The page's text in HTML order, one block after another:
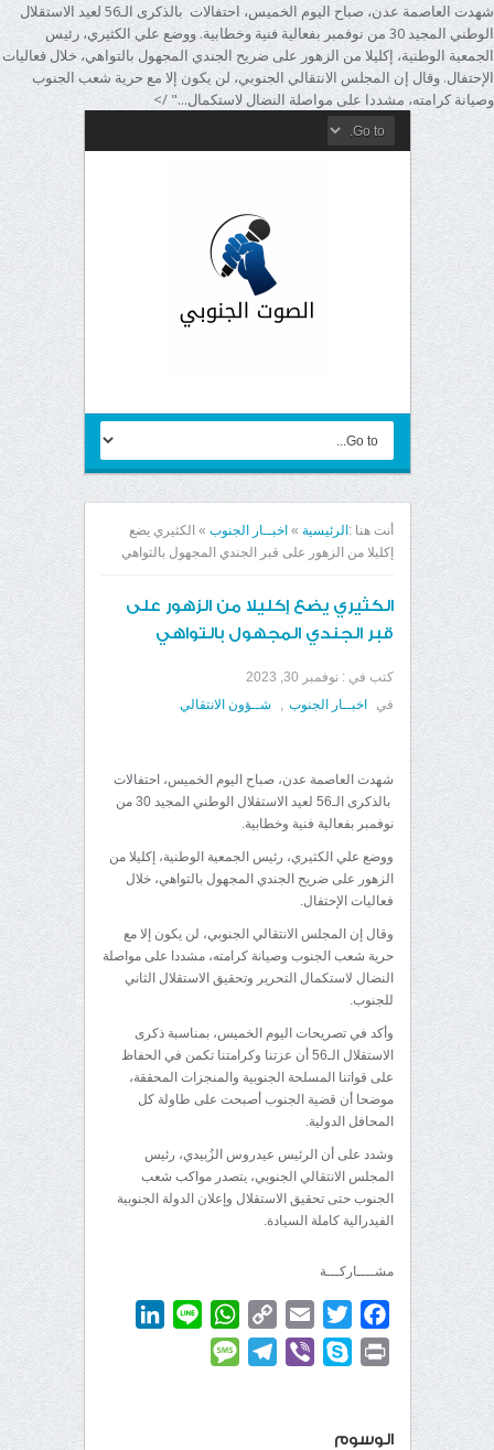
شهدت العاصمة عدن، صباح اليوم الخميس، احتفالات بالذكرى الـ56 لعيد الاستقلال
الوطني المجيد 30 من نوفمبر بفعالية فنية وخطابية. ووضع علي الكثيري، رئيس
الجمعية الوطنية، إكليلا من الزهور على ضريح الجندي المجهول بالتواهي، خلال فعاليات
الإحتفال. وقال إن المجلس الانتقالي الجنوبي، لن يكون إلا مع حرية شعب الجنوب
وصيانة كرامته، مشددا على مواصلة النضال لاستكمال..." />
أنت هنا : الرئيسية » اخبــار الجنوب » الكثيري يضع
إكليلا من الزهور على قبر الجندي المجهول بالتواهي
الكثيري يضع إكليلا من الزهور على
قبر الجندي المجهول بالتواهي
كتب في : نوفمبر 30, 2023
في
اخبــار الجنوب , شــؤون الانتقالي
شهدت العاصمة عدن، صباح اليوم الخميس، احتفالات
بالذكرى الـ56 لعيد الاستقلال الوطني المجيد 30 من
نوفمبر بفعالية فنية وخطابية.
ووضع علي الكثيري، رئيس الجمعية الوطنية، إكليلا من
الزهور على ضريح الجندي المجهول بالتواهي، خلال
فعاليات الإحتفال.
وقال إن المجلس الانتقالي الجنوبي، لن يكون إلا مع
حرية شعب الجنوب وصيانة كرامته، مشددا على مواصلة
النضال لاستكمال التحرير وتحقيق الاستقلال الثاني
للجنوب.
وأكد في تصريحات اليوم الخميس، بمناسبة ذكرى
الاستقلال الـ56 أن عزتنا وكرامتنا تكمن في الحفاظ
على قواتنا المسلحة الجنوبية والمنجزات المحققة،
موضحا أن قضية الجنوب أصبحت على طاولة كل
المحافل الدولية.
وشدد على أن الرئيس عيدروس الزُبيدي، رئيس
المجلس الانتقالي الجنوبي، يتصدر مواكب شعب
الجنوب حتى تحقيق الاستقلال وإعلان الدولة الجنوبية
الفيدرالية كاملة السيادة.
مشــــاركـــة
Facebook
Twitter
Email
Copy
Link
WhatsApp
Line
Print
Skype
Viber
Telegram
الوسوم